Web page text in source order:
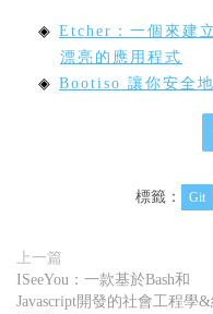
◈ Etcher：一個來建
漂亮的應用程式
◈ Bootiso 讓你安全
標籤： Git
上一篇
ISeeYou：一款基於Bash和
Javascript開發的社會工程學&